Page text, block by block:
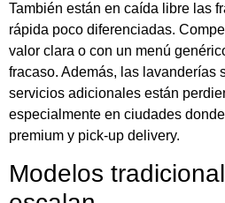
También están en caída libre las
rápida poco diferenciadas.
valor clara o con un menú
fracaso. Además, las lavanderías
servicios adicionales están
especialmente en ciudades
premium y pick-up delivery.
Modelos